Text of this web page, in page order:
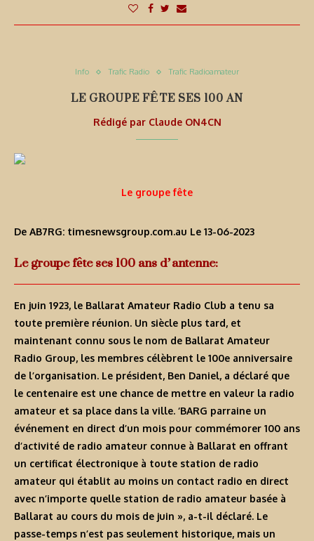
Info Trafic Radio Trafic Radioamateur
LE GROUPE FÊTE SES 100 AN
Rédigé par Claude ON4CN
Le groupe fête
De AB7RG: timesnewsgroup.com.au Le 13-06-2023
Le groupe fête ses 100 ans d’antenne:
En juin 1923, le Ballarat Amateur Radio Club a tenu sa
toute première réunion. Un siècle plus tard, et
maintenant connu sous le nom de Ballarat Amateur
Radio Group, les membres célèbrent le 100e anniversaire
de l’organisation. Le président, Ben Daniel, a déclaré que
le centenaire est une chance de mettre en valeur la radio
amateur et sa place dans la ville. ‘BARG parraine un
événement en direct d’un mois pour commémorer 100 ans
d’activité de radio amateur connue à Ballarat en offrant
un certificat électronique à toute station de radio
amateur qui établit au moins un contact radio en direct
avec n’importe quelle station de radio amateur basée à
Ballarat au cours du mois de juin », a-t-il déclaré. Le
passe-temps n’est pas seulement historique, mais un